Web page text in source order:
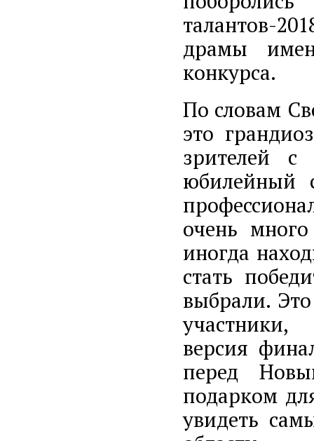
талантов-
драмы
конкурса.
По словам
это
зрителей
юбилейный
очень
иногда
стать
выбрали.
участники,
версия
перед
подарком
увидеть